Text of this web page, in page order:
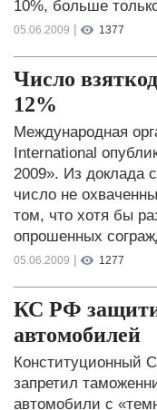
10%, больше
05.06.2009 | 1377
Число
12%
Международная
International
2009». Из доклада
число не
том, что хотя бы
опрошенных
05.06.2009 | 1277
КС РФ
автомобилей
Конституционный
запретил
автомобили с